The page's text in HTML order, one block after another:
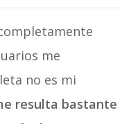
me
no es mi
resulta bastante